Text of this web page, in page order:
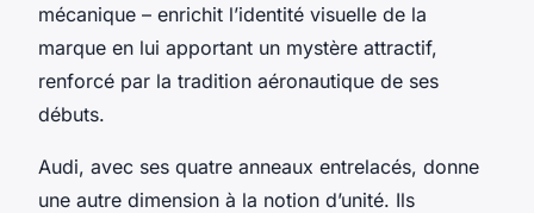
mécanique – enrichit l’identité visuelle de la
marque en lui apportant un mystère attractif,
renforcé par la tradition aéronautique de ses
débuts.
Audi, avec ses quatre anneaux entrelacés, donne
une autre dimension à la notion d’unité. Ils